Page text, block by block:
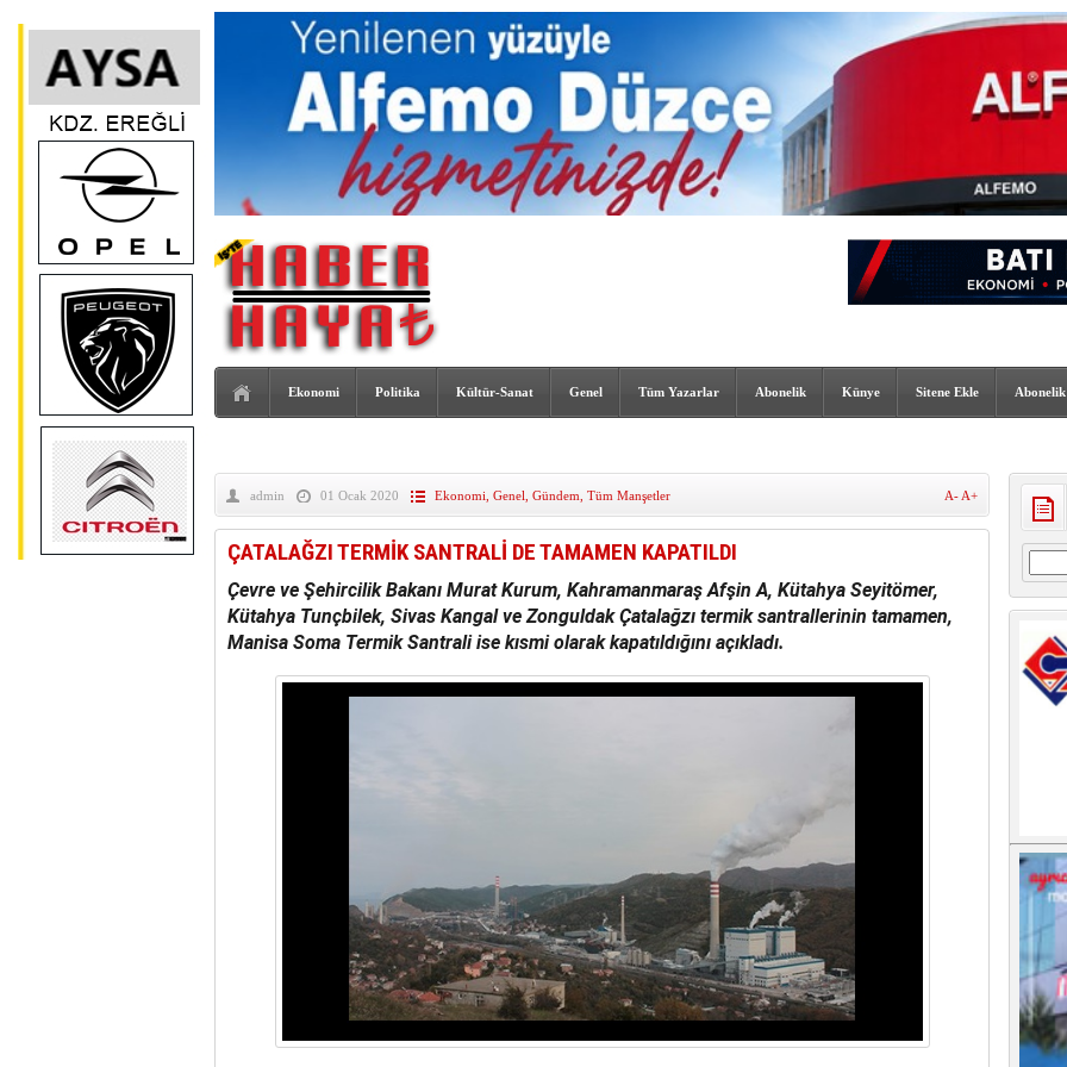
Ekonomi Politika Kültür-Sanat Genel Tüm Yazarlar Abonelik Künye Sitene Ekle Abonelik
admin 01 Ocak 2020 Ekonomi Genel Gündem Tüm Manşetler A- A+
ÇATALAĞZI TERMİK SANTRALİ DE TAMAMEN KAPATILDI
Çevre ve Şehircilik Bakanı Murat Kurum, Kahramanmaraş Afşin A, Kütahya Seyitömer,
Kütahya Tunçbilek, Sivas Kangal ve Zonguldak Çatalağzı termik santrallerinin tamamen,
Manisa Soma Termik Santrali ise kısmi olarak kapatıldığını açıkladı.
Arama: